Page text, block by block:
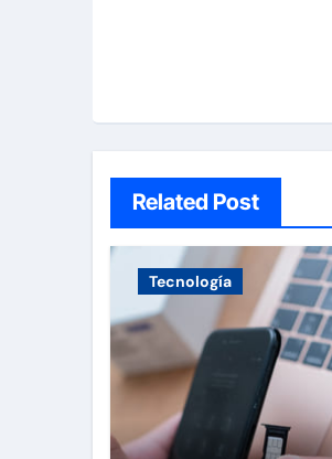
Related Post
Tecnología